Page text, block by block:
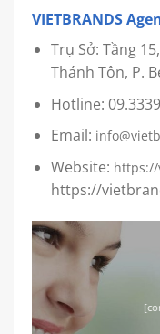
VIETBRANDS
Trụ Sở: Tầng
Thánh Tôn, P.
Hotline:
Email:
Website:
https://